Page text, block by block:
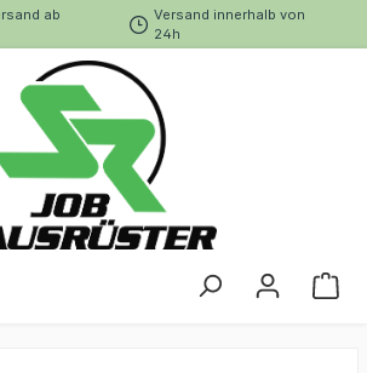
ab
Versand innerhalb von
24h